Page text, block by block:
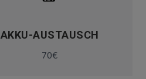
AKKU-AUSTAUSCH
70€